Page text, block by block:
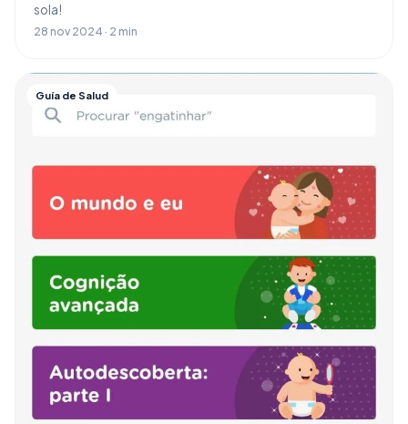
sola!
28 nov 2024 · 2 min
Guía de Salud